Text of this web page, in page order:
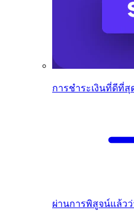
การชำระเงินที่ดีที่สุ
ผ่านการพิสูจน์แล้ว